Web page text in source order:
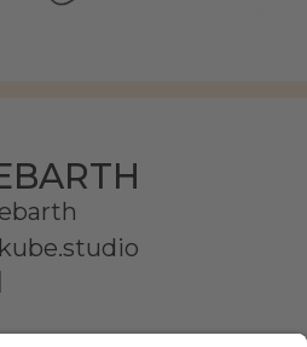
kube.studio